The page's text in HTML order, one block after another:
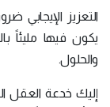
التعزيز الإيجابي
يكون فيها مليئاً
والحلول.
إليك خدعة العقل